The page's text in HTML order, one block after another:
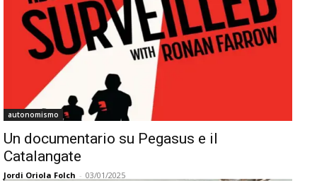
autonomismo
Un documentario su Pegasus e il
Catalangate
Jordi Oriola Folch - 03/01/2025